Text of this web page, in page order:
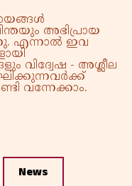
അഭിപ്രായ
എന്നാൽ ഇവ
വിദ്വേഷ - അശ്ലീല
വന്നേക്കാം.
News